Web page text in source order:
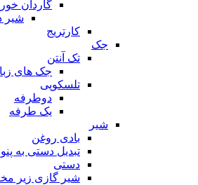
گاردان
شیر
کارتریج
جک
تک آنتن
جک های
تلسکوپی
دوطرفه
یک طرفه
شیر
بادی روغن
تبدیل دستی به
دستی
شیر گازی زیر